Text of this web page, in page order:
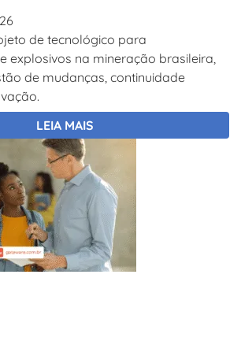
de tecnológico para
explosivos na mineração brasileira,
de mudanças, continuidade
LEIA MAIS